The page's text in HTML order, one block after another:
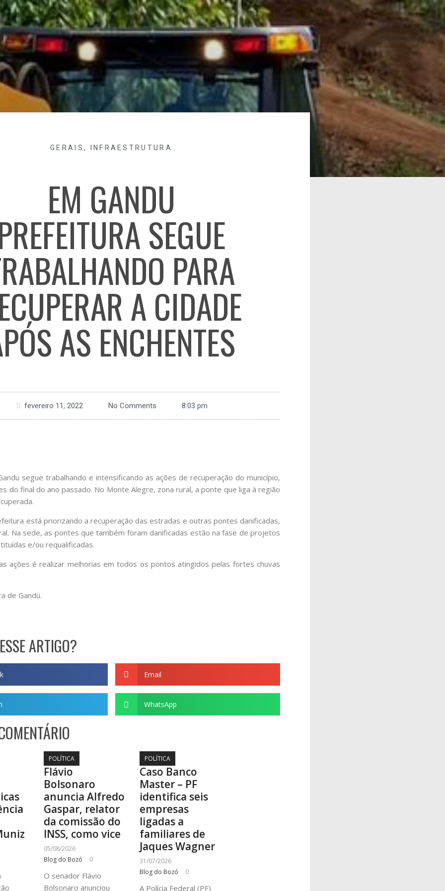
GERAIS , INFRAESTRUTURA
EM GANDU
SEGUE
PARA
A CIDADE
AS ENCHENTES
fevereiro 11, 2022 No Comments 8:03 pm
segue trabalhando e intensificando as ações de recuperação do município,
do final do ano passado. No Monte Alegre, zona rural, a ponte que liga à região
está priorizando a recuperação das estradas e outras pontes danificadas,
Na sede, as pontes que também foram danificadas estão na fase de projetos
e/ou requalificadas.
ações é realizar melhorias em todos os pontos atingidos pelas fortes chuvas
de Gandu.
ARTIGO?
Email
WhatsApp
POLÍTICA
Flávio
Bolsonaro
anuncia Alfredo
Gaspar, relator
da comissão do
INSS, como vice
05/08/2026
Blog do Bozó
0
O senador Flávio
Bolsonaro anunciou
POLÍTICA
Caso Banco
Master – PF
identifica seis
empresas
ligadas a
familiares de
Jaques Wagner
31/07/2026
Blog do Bozó
0
A Polícia Federal (PF)